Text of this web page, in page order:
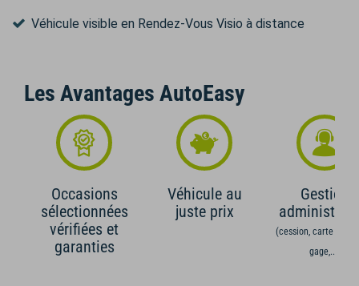
Véhicule visible en Rendez-Vous Visio à distance
Les Avantages AutoEasy
Occasions
sélectionnées
vérifiées et
garanties
Véhicule au
juste prix
Gestion
(cession, carte grise,
gage,...)